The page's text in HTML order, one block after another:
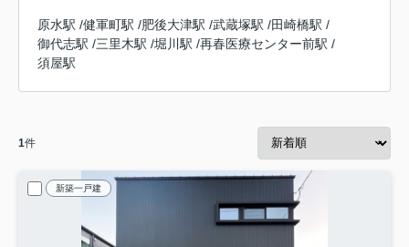
原水駅 /健軍町駅 /肥後大津駅 /武蔵塚駅 /田崎橋駅 /
御代志駅 /三里木駅 /堀川駅 /再春医療センター前駅 /
須屋駅
1件
新築一戸建